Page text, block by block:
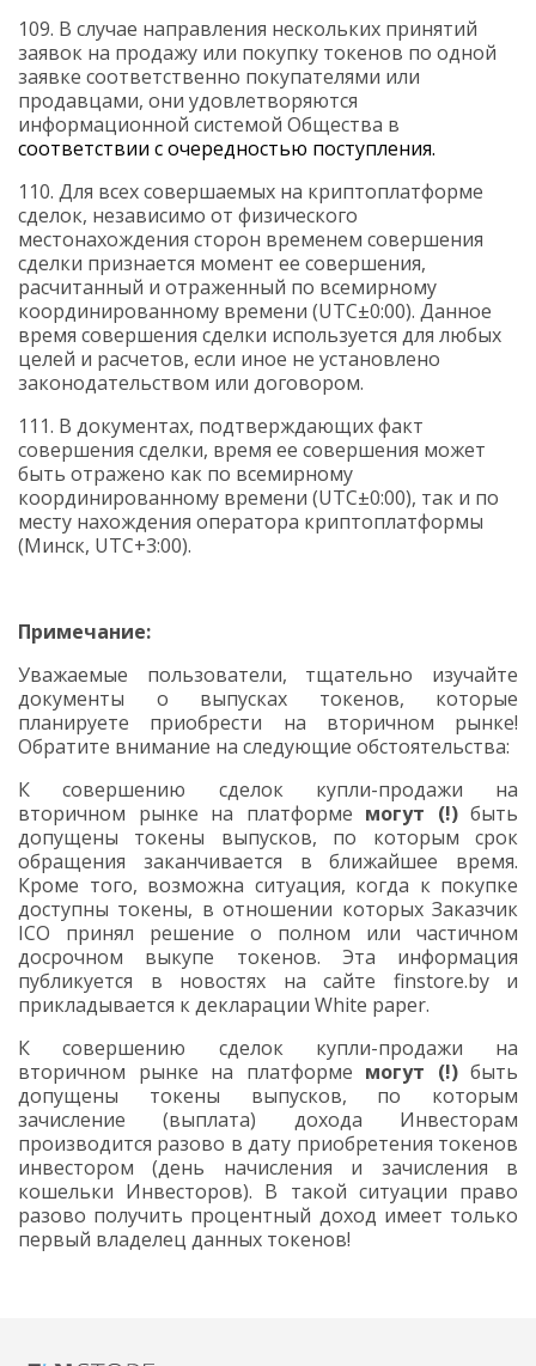
109. В случае направления нескольких принятий
заявок на продажу или покупку токенов по одной
заявке соответственно покупателями или
продавцами, они удовлетворяются
информационной системой Общества в
соответствии с очередностью поступления.
110. Для всех совершаемых на криптоплатформе
сделок, независимо от физического
местонахождения сторон временем совершения
сделки признается момент ее совершения,
расчитанный и отраженный по всемирному
координированному времени (UTC±0:00). Данное
время совершения сделки используется для любых
целей и расчетов, если иное не установлено
законодательством или договором.
111. В документах, подтверждающих факт
совершения сделки, время ее совершения может
быть отражено как по всемирному
координированному времени (UTC±0:00), так и по
месту нахождения оператора криптоплатформы
(Минск, UTC+3:00).
Примечание:
Уважаемые пользователи, тщательно изучайте
документы о выпусках токенов, которые
планируете приобрести на вторичном рынке!
Обратите внимание на следующие обстоятельства:
К совершению сделок купли-продажи на
вторичном рынке на платформе могут (!)быть
допущены токены выпусков, по которым срок
обращения заканчивается в ближайшее время.
Кроме того, возможна ситуация, когда к покупке
доступны токены, в отношении которых Заказчик
ICO принял решение о полном или частичном
досрочном выкупе токенов. Эта информация
публикуется в новостях на сайте finstore.by и
прикладывается к декларации White paper.
К совершению сделок купли-продажи на
вторичном рынке на платформе могут (!)быть
допущены токены выпусков, по которым
зачисление (выплата) дохода Инвесторам
производится разово в дату приобретения токенов
инвестором (день начисления и зачисления в
кошельки Инвесторов). В такой ситуации право
разово получить процентный доход имеет только
первый владелец данных токенов!